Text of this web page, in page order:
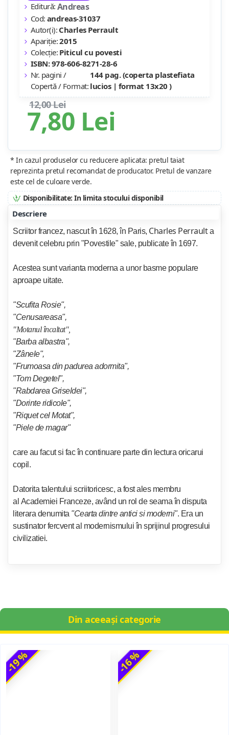
7,80 Lei
12,00 Lei
Editură: Andreas
Cod: andreas-31037
Autor(i): Charles Perrault
Apariție:2015
Colecție: Piticul cu povesti
ISBN: 978-606-8271-28-6
Nr. pagini /
Copertă / Format:
144 pag. (coperta plastefiata
lucios | format 13x20 )
* In cazul produselor cu reducere aplicata: pretul taiat
reprezinta pretul recomandat de producator. Pretul de vanzare
este cel de culoare verde.
Disponibilitate: In limita stocului disponibil
Descriere
Scriitor francez, nascut în 1628, în Paris, Charles Perraulta
devenit celebru prin "Povestile" sale, publicate în 1697.
Acestea sunt varianta moderna a unor basme populare
aproape uitate.
"Scufita Rosie",
"Cenusareasa",
"Motanul încaltat",
"Barba albastra",
"Zânele",
"Frumoasa din padurea adormita",
"Tom Degetel",
"Rabdarea Griseldei",
"Dorinte ridicole",
"Riquet cel Motat",
"Piele de magar"
care au facut si fac în continuare parte din lectura oricarui
copil.
Datorita talentului scriitoricesc, a fost ales membru
al Academiei Franceze, având un rol de seama în disputa
literara denumita "Cearta dintre antici si moderni". Era un
sustinator fercvent al modernismului în sprijinul progresului
civilizatiei.
Din aceeași categorie
-19 % -16 %